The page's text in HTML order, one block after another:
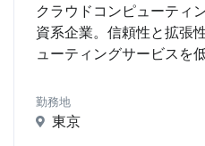
クラウドコンピューティ
資系企業。信頼性と拡張
ューティングサービスを
勤務地
東京